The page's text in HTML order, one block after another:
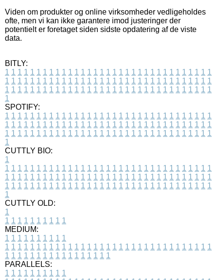
Viden om produkter og online virksomheder vedligeholdes
ofte, men vi kan ikke garantere imod justeringer der
potentielt er foretaget siden sidste opdatering af de viste
data.
BITLY:
1 1 1 1 1 1 1 1 1 1 1 1 1 1 1 1 1 1 1 1 1 1 1 1 1 1 1 1 1 1 1 1 1
1 1 1 1 1 1 1 1 1 1 1 1 1 1 1 1 1 1 1 1 1 1 1 1 1 1 1 1 1 1 1 1 1
1 1 1 1 1 1 1 1 1 1 1 1 1 1 1 1 1 1 1 1 1 1 1 1 1 1 1 1 1 1 1 1 1
1
SPOTIFY:
1 1 1 1 1 1 1 1 1 1 1 1 1 1 1 1 1 1 1 1 1 1 1 1 1 1 1 1 1 1 1 1 1
1 1 1 1 1 1 1 1 1 1 1 1 1 1 1 1 1 1 1 1 1 1 1 1 1 1 1 1 1 1 1 1 1
1 1 1 1 1 1 1 1 1 1 1 1 1 1 1 1 1 1 1 1 1 1 1 1 1 1 1 1 1 1 1 1 1
1
CUTTLY BIO:
1
1 1 1 1 1 1 1 1 1 1 1 1 1 1 1 1 1 1 1 1 1 1 1 1 1 1 1 1 1 1 1 1 1
1 1 1 1 1 1 1 1 1 1 1 1 1 1 1 1 1 1 1 1 1 1 1 1 1 1 1 1 1 1 1 1 1
1 1 1 1 1 1 1 1 1 1 1 1 1 1 1 1 1 1 1 1 1 1 1 1 1 1 1 1 1 1 1 1 1
1
CUTTLY OLD:
1
1 1 1 1 1 1 1 1 1 1
MEDIUM:
1 1 1 1 1 1 1 1 1 1
1 1 1 1 1 1 1 1 1 1 1 1 1 1 1 1 1 1 1 1 1 1 1 1 1 1 1 1 1 1 1 1 1
1 1 1 1 1 1 1 1 1 1 1 1 1 1 1 1 1
PARALLELS:
1 1 1 1 1 1 1 1 1 1